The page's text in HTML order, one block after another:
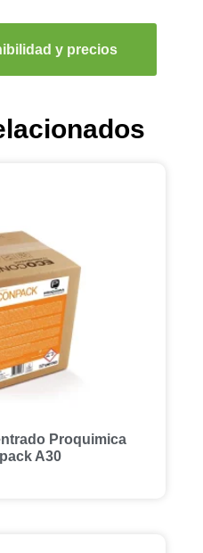
y precios
Proquimica
A30